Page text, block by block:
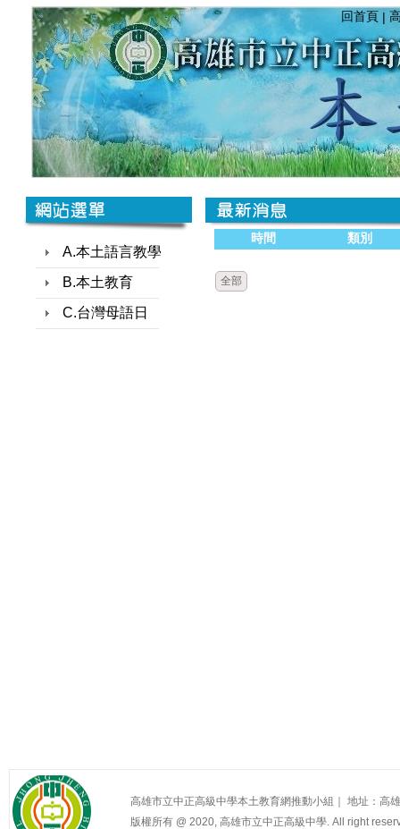
回首頁 |
A.本土語言教學
B.本土教育
C.台灣母語日
時間 類別
全部
高雄市立中正高級中學本土教育網推動小組｜ 地址：
版權所有 @ 2020, 高雄市立中正高級中學. All right